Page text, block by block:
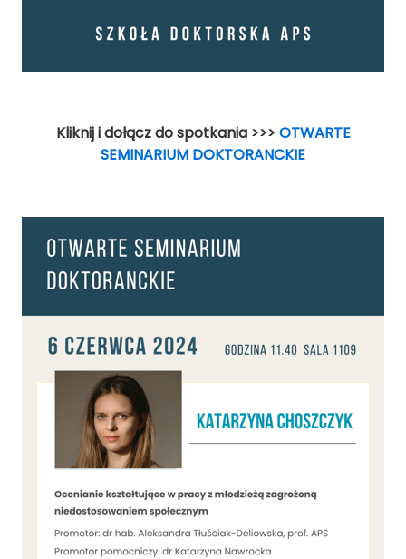
Kliknij i dołącz do spotkania >>> OTWARTE
SEMINARIUM DOKTORANCKIE